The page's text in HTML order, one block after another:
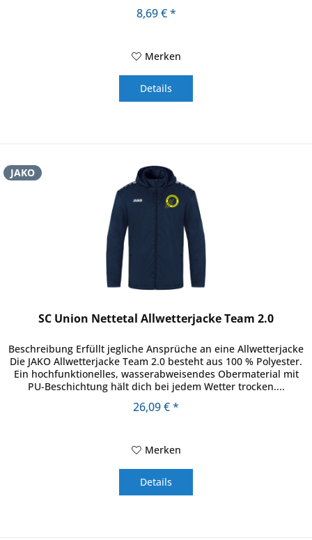
8,69 € *
Merken
Details
JAKO
SC Union Nettetal Allwetterjacke Team 2.0
Beschreibung Erfüllt jegliche Ansprüche an eine Allwetterjacke
Die JAKO Allwetterjacke Team 2.0 besteht aus 100 % Polyester.
Ein hochfunktionelles, wasserabweisendes Obermaterial mit
PU-Beschichtung hält dich bei jedem Wetter trocken....
26,09 € *
Merken
Details